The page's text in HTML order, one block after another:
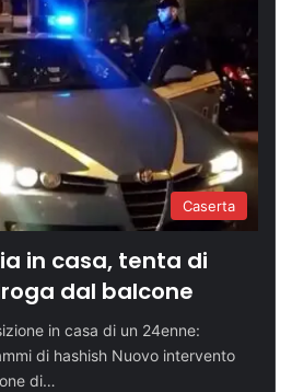
Caserta
in casa, tenta di
dal balcone
in casa di un 24enne:
di hashish Nuovo intervento
di…